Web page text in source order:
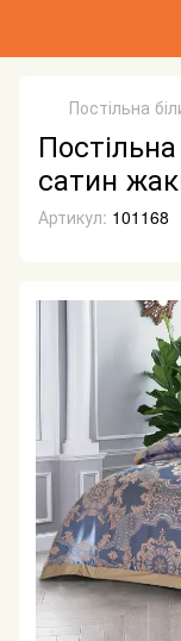
Постільна
сатин
Артикул: 101168